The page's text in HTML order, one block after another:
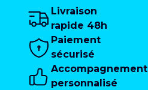
Livraison
rapide 48h
Paiement
sécurisé
Accompagnement
personnalisé